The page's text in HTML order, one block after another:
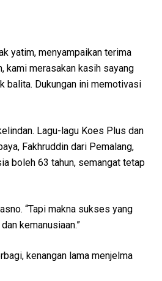
yatim, menyampaikan terima
kami merasakan kasih sayang
balita. Dukungan ini memotivasi
Lagu-lagu Koes Plus dan
Fakhruddin dari Pemalang,
boleh 63 tahun, semangat tetap
“Tapi makna sukses yang
kemanusiaan.”
kenangan lama menjelma